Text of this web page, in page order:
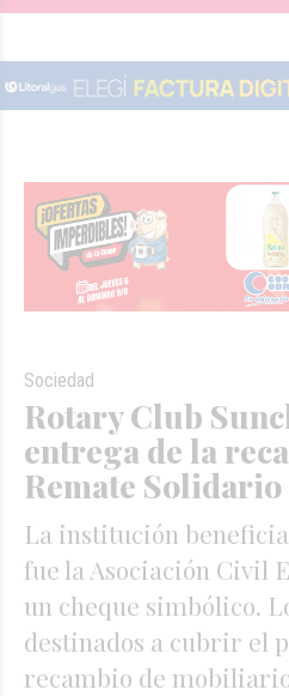
Rotary Club
entrega de la
Remate Solidario
La institución
fue la Asociación Civil
un cheque simbólico.
destinados a cubrir el
recambio de
Sociedad